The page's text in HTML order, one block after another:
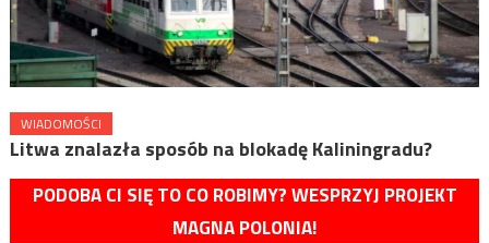
WIADOMOŚCI
Litwa znalazła sposób na blokadę Kaliningradu?
PODOBA CI SIĘ TO CO ROBIMY? WESPRZYJ PROJEKT
MAGNA POLONIA!